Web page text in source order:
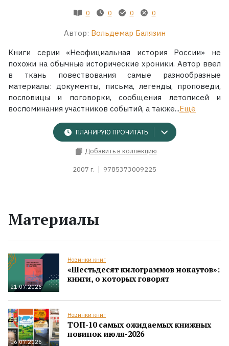
0 0 0 0
Автор: Вольдемар Балязин
Книги серии «Неофициальная история России» не
похожи на обычные исторические хроники. Автор ввел
в ткань повествования самые разнообразные
материалы: документы, письма, легенды, проповеди,
пословицы и поговорки, сообщения летописей и
воспоминания участников событий, а также...Ещё
ПЛАНИРУЮ ПРОЧИТАТЬ
Добавить в коллекцию
2007 г. 9785373009225
Материалы
21.07.2026
Новинки книг
«Шестьдесят килограммов нокаутов»:
книги, о которых говорят
16.07.2026
Новинки книг
ТОП-10 самых ожидаемых книжных
новинок июля-2026